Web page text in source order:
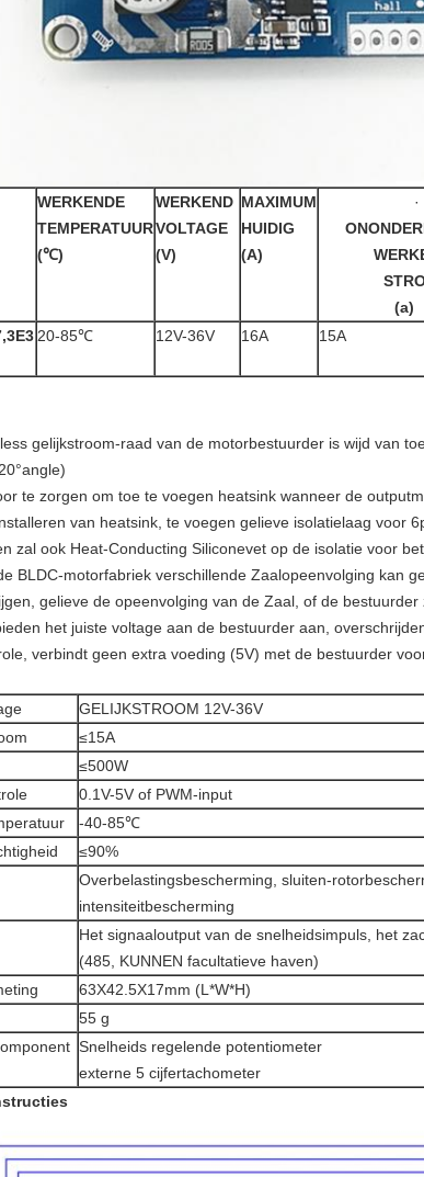
WERKENDE
TEMPERATUUR
(℃)
WERKEND
VOLTAGE
(V)
MAXIMUM
HUIDIG
(A)
·
(a)
20-85℃ 12V-36V 16A 15A
gelijkstroom-raad van de motorbestuurder is wijd van
te zorgen om toe te voegen heatsink wanneer de
van heatsink, te voegen gelieve isolatielaag voor
zal ook Heat-Conducting Siliconevet op de isolatie voor
BLDC-motorfabriek verschillende Zaalopeenvolging kan
gelieve de opeenvolging van de Zaal, of de bestuurder
het juiste voltage aan de bestuurder aan,
verbindt geen extra voeding (5V) met de bestuurder
GELIJKSTROOM 12V-36V
≤15A
≤500W
0.1V-5V of PWM-input
-40-85℃
≤90%
Overbelastingsbescherming, sluiten-
intensiteitbescherming
Het signaaloutput van de snelheidsimpuls, het
(485, KUNNEN facultatieve haven)
63X42.5X17mm (L*W*H)
55 g
Snelheids regelende potentiometer
externe 5 cijfertachometer